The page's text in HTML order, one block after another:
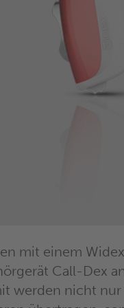
mit einem
Call-Dex
werden nicht